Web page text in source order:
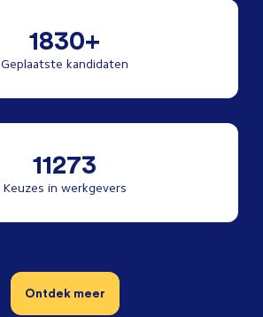
1830+
Geplaatste kandidaten
11273
Keuzes in werkgevers
Ontdek meer